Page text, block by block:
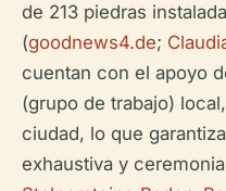
de 213 piedras
(goodnews4.de;
cuentan con el apoyo
(grupo de trabajo)
ciudad, lo que
exhaustiva y